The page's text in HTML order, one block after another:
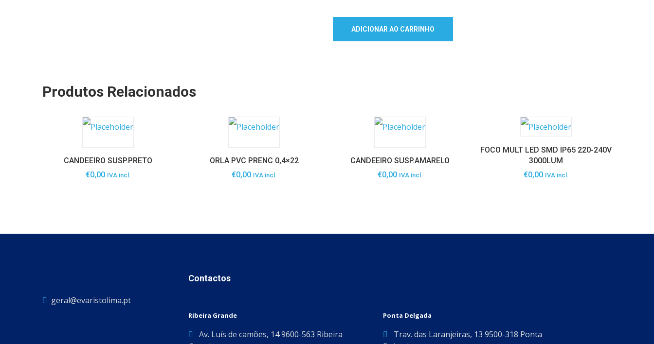
ADICIONAR AO CARRINHO
Produtos Relacionados
CANDEEIRO SUSP.PRETO
€0,00 IVA incl.
ORLA PVC PRENC 0,4×22
€0,00 IVA incl.
CANDEEIRO SUSP.AMARELO
€0,00 IVA incl.
FOCO MULT LED SMD IP65 220-240V
3000LUM
€0,00 IVA incl.
geral@evaristolima.pt
Contactos
Ribeira Grande
Av. Luís de camões, 14 9600-563 Ribeira
Ponta Delgada
Trav. das Laranjeiras, 13 9500-318 Ponta